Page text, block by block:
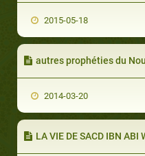
2015-05-18
autres prophéties du
2014-03-20
LA VIE DE SACD IBN ABI